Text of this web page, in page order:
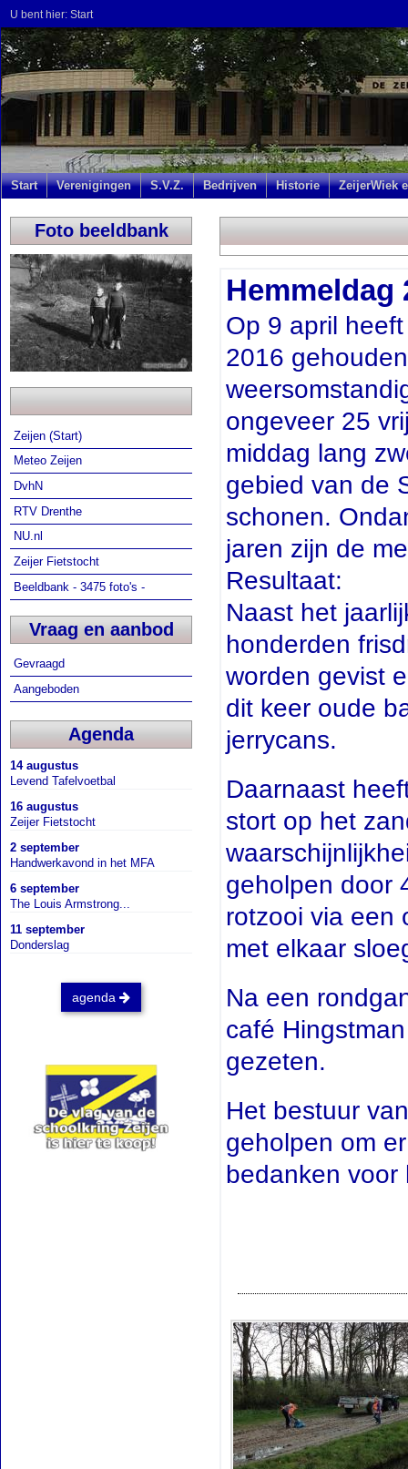
U bent hier: Start
Start Verenigingen S.V.Z. Bedrijven Historie ZeijerWiek
Foto beeldbank
Zeijen (Start)
Meteo Zeijen
DvhN
RTV Drenthe
NU.nl
Zeijer Fietstocht
Beeldbank - 3475 foto's -
Vraag en aanbod
Gevraagd
Aangeboden
Agenda
14 augustus
Levend Tafelvoetbal
16 augustus
Zeijer Fietstocht
2 september
Handwerkavond in het MFA
6 september
The Louis Armstrong...
11 september
Donderslag
agenda
Hemmeldag
Op 9 april
2016
ongeveer 25
middag lang
gebied van de
schonen.
jaren zijn de
Resultaat:
Naast het
honderden
worden gevist
dit keer oude
jerrycans.
Daarnaast
stort op het
geholpen door
rotzooi via een
met elkaar
Na een
café
gezeten.
Het bestuur
geholpen om
bedanken voor